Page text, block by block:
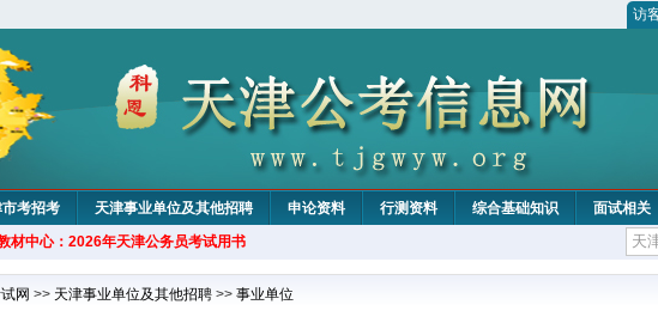
访
市考招考 天津事业单位及其他招聘 申论资料 行测资料 综合基础知识 面试相关
材中心：2026年天津公务员考试用书
网 >> 天津事业单位及其他招聘 >> 事业单位